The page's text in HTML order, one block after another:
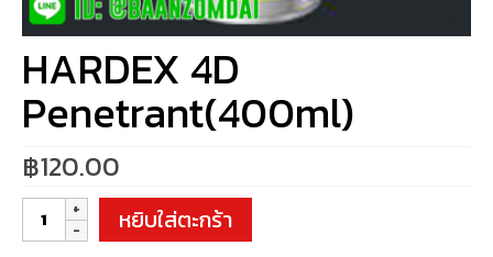
HARDEX 4D
Penetrant(400ml)
฿120.00
จำนวน
HARDEX
4D
หยิบใส่ตะกร้า